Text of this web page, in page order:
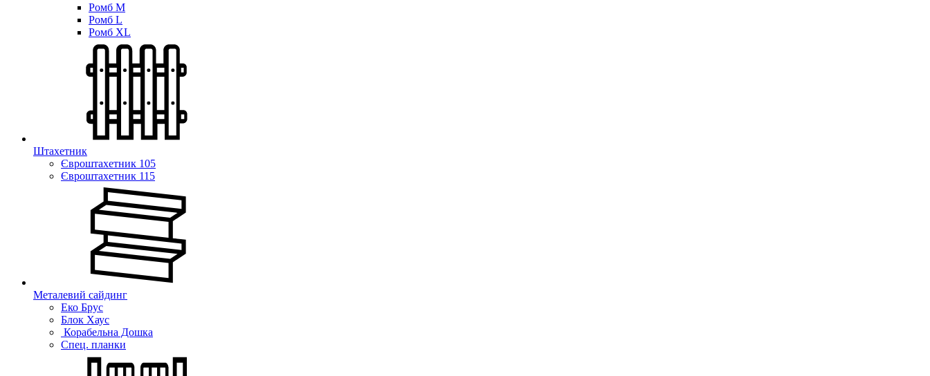
Ромб M
Ромб L
Ромб XL
Штахетник
Євроштахетник 105
Євроштахетник 115
Металевий сайдинг
Еко Брус
Блок Хаус
Корабельна Дошка
Спец. планки